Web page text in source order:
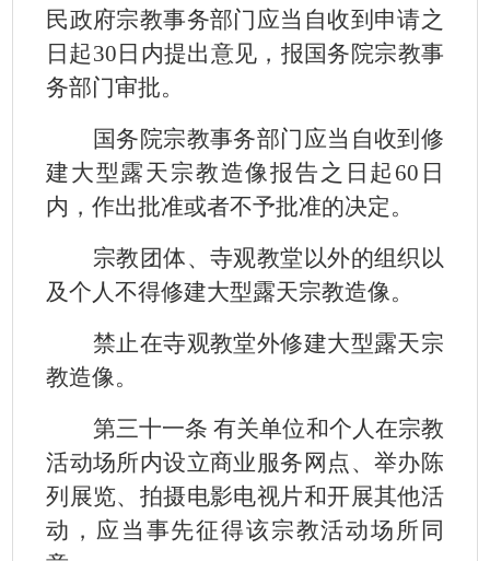
民政府宗教事务部门应当自收到申请之
日起30 日内提出意见，报国务院宗教事
务部门审批。
国务院宗教事务部门应当自收到修
建大型露天宗教造像报告之日起 60 日
内，作出批准或者不予批准的决定。
宗教团体、寺观教堂以外的组织以
及个人不得修建大型露天宗教造像。
禁止在寺观教堂外修建大型露天宗
教造像。
第三十一条 有关单位和个人在宗教
活动场所内设立商业服务网点、举办陈
列展览、拍摄电影电视片和开展其他活
动，应当事先征得该宗教活动场所同